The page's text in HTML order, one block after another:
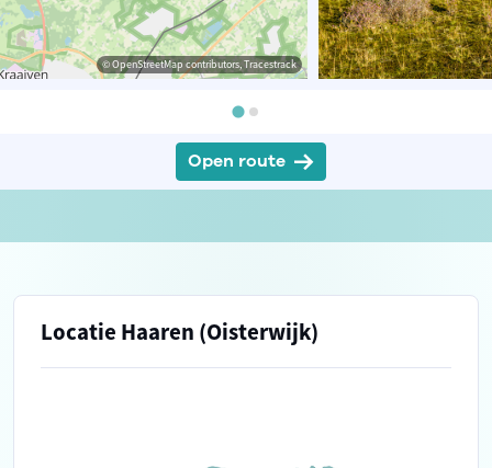
© OpenStreetMap contributors, Tracestrack
Open route
Locatie Haaren (Oisterwijk)